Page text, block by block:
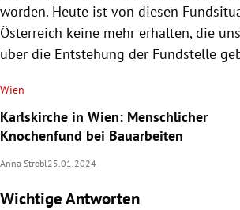
worden. Heute ist von diesen
Österreich keine mehr erhalten, die
über die Entstehung der Fundstelle
Wien
Karlskirche in Wien: Menschlicher
Knochenfund bei Bauarbeiten
Anna Strobl 25.01.2024
Wichtige Antworten